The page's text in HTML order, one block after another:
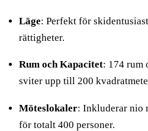
Läge: Perfekt för
rättigheter.
Rum och Kapacitet: 174 rum
sviter upp till 200
Möteslokaler: Inkluderar nio
för totalt 400 personer.